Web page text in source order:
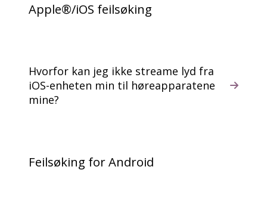
Apple®/iOS feilsøking
Hvorfor kan jeg ikke streame lyd fra
iOS-enheten min til høreapparatene
mine?
Feilsøking for Android